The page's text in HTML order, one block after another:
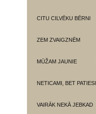
CITU CILVĒKU BĒRNI
ZEM ZVAIGZNĒM
MŪŽAM JAUNIE
NETICAMI, BET PATIESI
VAIRĀK NEKĀ JEBKAD